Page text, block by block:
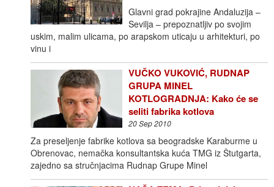
Glavni grad pokrajine Andaluzija –
Sevilja – prepoznatljiv po svojim
uskim, malim ulicama, po arapskom uticaju u arhitekturi, po
vinu i
VUČKO VUKOVIĆ, RUDNAP
GRUPA MINEL
KOTLOGRADNJA: Kako će se
seliti fabrika kotlova
20 Sep 2010
Za preseljenje fabrike kotlova sa beogradske Karaburme u
Obrenovac, nemačka konsultantska kuća TMG iz Štutgarta,
zajedno sa stručnjacima Rudnap Grupe Minel